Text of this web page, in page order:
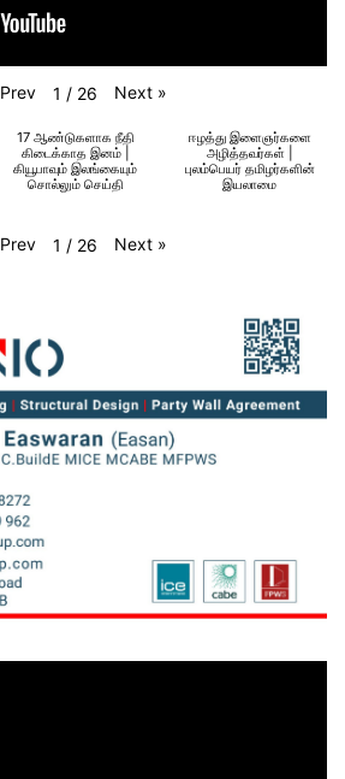
Prev 1 / 26 Next »
17 ஆண்டுகளாக நீதி
கிடைக்காத இனம் |
கியூபாவும் இலங்கையும்
சொல்லும் செய்தி
ஈழத்து இளைஞர்களை
அழித்தவர்கள் |
புலம்பெயர் தமிழர்களின்
இயலாமை
Prev 1 / 26 Next »